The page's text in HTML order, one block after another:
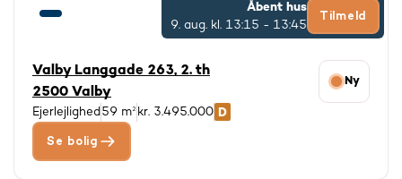
Åbent hus
9. aug. kl. 13:15 - 13:45
Tilmeld
Valby Langgade 263, 2. th
2500 Valby
Ny
Ejerlejlighed 59 m² kr. 3.495.000
Se bolig